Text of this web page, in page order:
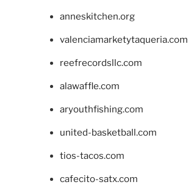
anneskitchen.org
valenciamarketytaqueria.com
reefrecordsllc.com
alawaffle.com
aryouthfishing.com
united-basketball.com
tios-tacos.com
cafecito-satx.com